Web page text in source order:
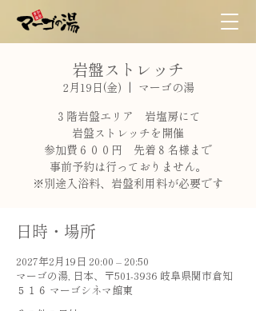
岩盤ストレッチ
2月19日(金)
  |
マーゴの湯
３階岩盤エリア 岩塩房にて
岩盤ストレッチを開催
参加費６００円 先着８名様まで
事前予約は行っておりません。
※別途入浴料、岩盤利用料が必要です
日時・場所
2027年2月19日 20:00 – 20:50
マーゴの湯, 日本、〒501-3936 岐阜県関市倉知
５１６ マーゴシネマ館東